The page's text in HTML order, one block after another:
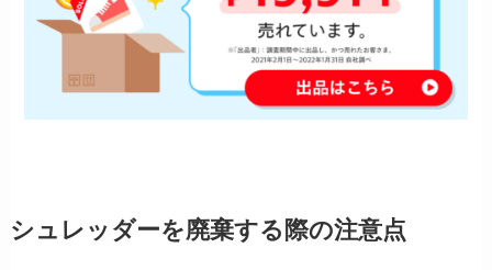
シュレッダーを廃棄する際の注意点